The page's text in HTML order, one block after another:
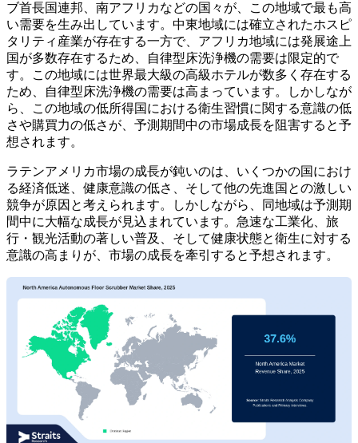
ブ首長国連邦、南アフリカなどの国々が、この地域で最も高
い需要を生み出しています。中東地域には確立されたホスピ
タリティ産業が存在する一方で、アフリカ地域には発展途上
国が多数存在するため、自律型床洗浄機の需要は限定的で
す。この地域には世界最大級の高級ホテルが数多く存在する
ため、自律型床洗浄機の需要は高まっています。しかしなが
ら、この地域の低所得国における衛生習慣に関する意識の低
さや購買力の低さが、予測期間中の市場成長を阻害すると予
想されます。
ラテンアメリカ市場の成長が鈍いのは、いくつかの国におけ
る経済低迷、健康意識の低さ、そして他の先進国との激しい
競争が原因と考えられます。しかしながら、同地域は予測期
間中に大幅な成長が見込まれています。急速な工業化、旅
行・観光活動の著しい普及、そして健康状態と衛生に対する
意識の高まりが、市場の成長を牽引すると予想されます。